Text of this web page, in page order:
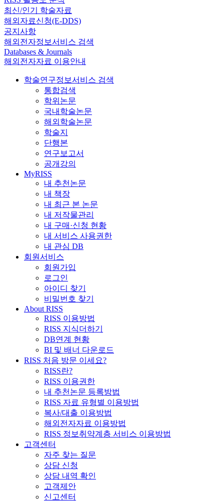
최신/인기 학술자료
해외자료신청(E-DDS)
공지사항
해외전자정보서비스 검색
Databases & Journals
해외전자자료 이용안내
학술연구정보서비스 검색
통합검색
학위논문
국내학술논문
해외학술논문
학술지
단행본
연구보고서
공개강의
MyRISS
내 추천논문
내 책장
내 최근 본 논문
내 저작물관리
내 구매·신청 현황
내 서비스 사용권한
내 관심 DB
회원서비스
회원가입
로그인
아이디 찾기
비밀번호 찾기
About RISS
RISS 이용방법
RISS 지식더하기
DB연계 현황
BI 및 배너 다운로드
RISS 처음 방문 이세요?
RISS란?
RISS 이용권한
내 추천논문 등록방법
RISS 자료 유형별 이용방법
복사/대출 이용방법
해외전자자료 이용방법
RISS 정보취약계층 서비스 이용방법
고객센터
자주 찾는 질문
상담 신청
상담 내역 확인
고객제안
신고센터